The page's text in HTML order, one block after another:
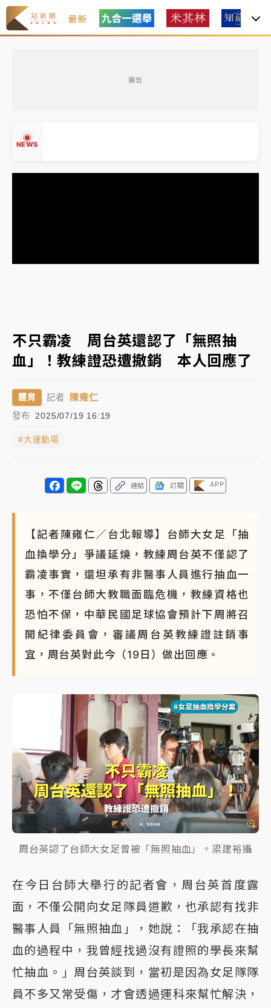
最新
廣告
NEWS
周末精選｜
面手法 郭台銘、蔡英文成關鍵
本周爆款短影音｜ 柯文哲帶電子手鐶拄拐杖現身／周玉
要3件事
38度
周末精選｜ 慈濟遭詐10億完整始末曝！律師掮客大玩兩
本周爆款短影音｜
蔻蔡玉真開撕爆料
周末精選｜
蔣萬安的建中同學！47歲法律學霸戰桃園 公開上任首
要3件事
不只霸凌 周台英還認了「無照抽
血」！教練證恐遭撤銷 本人回應了
體育 記者 陳雍仁
發布 2025/07/19 16:19
#大運動場
連結 訂閱 APP
【記者陳雍仁／台北報導】台師大女足「抽
血換學分」爭議延燒，教練周台英不僅認了
霸凌事實，還坦承有非醫事人員進行抽血一
事，不僅台師大教職面臨危機，教練資格也
恐怕不保，中華民國足球協會預計下周將召
開紀律委員會，審議周台英教練證註銷事
宜，周台英對此今（19日）做出回應。
周台英認了台師大女足曾被「無照抽血」。梁建裕攝
在今日台師大舉行的記者會，周台英首度露
面，不僅公開向女足隊員道歉，也承認有找非
醫事人員「無照抽血」，她說：「我承認在抽
血的過程中，我曾經找過沒有證照的學長來幫
忙抽血。」周台英談到，當初是因為女足隊隊
員不多又常受傷，才會透過運科來幫忙解決，